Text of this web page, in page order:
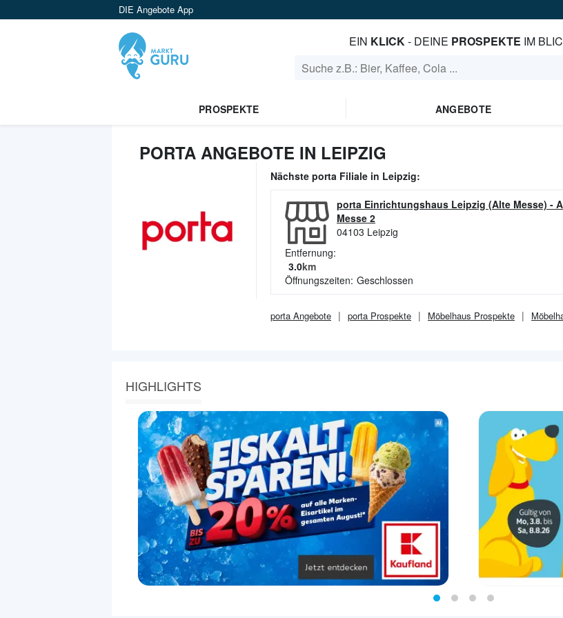
DIE Angebote App
EIN KLICK- DEINE PROSPEKTE IM
PROSPEKTE ANGEBOTE
PORTA ANGEBOTE IN LEIPZIG
Nächste porta Filiale in Leipzig:
porta Einrichtungshaus Leipzig (Alte Messe) -
Messe 2
04103 Leipzig
Entfernung:
3.0km
Öffnungszeiten: Geschlossen
porta Angebote porta Prospekte Möbelhaus Prospekte
HIGHLIGHTS